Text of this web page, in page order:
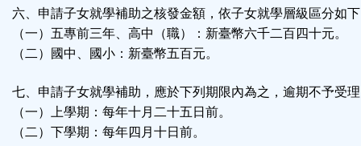
六、申請子女就學補助之核發金額，依子女就學層級區分如
（一）五專前三年、高中（職）：新臺幣六千二百四十元。
（二）國中、國小：新臺幣五百元。
七、申請子女就學補助，應於下列期限內為之，逾期不予受
（一）上學期：每年十月二十五日前。
（二）下學期：每年四月十日前。